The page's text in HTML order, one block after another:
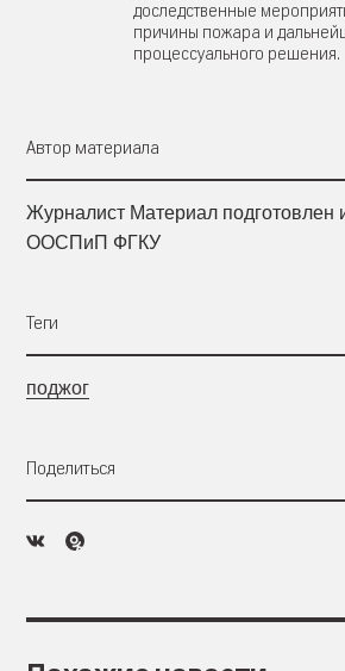
доследственные
причины пожара и
процессуального решения.
Автор материала
Журналист Материал подготовлен
ООСПиП ФГКУ
Теги
поджог
Поделиться